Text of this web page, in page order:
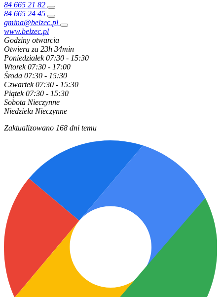
84 665 21 82
84 665 24 45
gmina@belzec.pl
www.belzec.pl
Godziny otwarcia
Otwiera za 23h 34min
Poniedziałek 07:30 - 15:30
Wtorek 07:30 - 17:00
Środa 07:30 - 15:30
Czwartek 07:30 - 15:30
Piątek 07:30 - 15:30
Sobota Nieczynne
Niedziela Nieczynne
Zaktualizowano 168 dni temu